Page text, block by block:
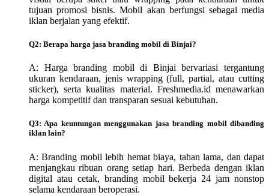
tujuan promosi bisnis. Mobil akan berfungsi sebagai media
iklan berjalan yang efektif.
Q2: Berapa harga jasa branding mobil di Binjai?
A: Harga branding mobil di Binjai bervariasi tergantung
ukuran kendaraan, jenis wrapping (full, partial, atau cutting
sticker), serta kualitas material. Freshmedia.id menawarkan
harga kompetitif dan transparan sesuai kebutuhan.
Q3: Apa keuntungan menggunakan jasa branding mobil dibanding
iklan lain?
A: Branding mobil lebih hemat biaya, tahan lama, dan dapat
menjangkau ribuan orang setiap hari. Berbeda dengan iklan
digital atau cetak, branding mobil bekerja 24 jam nonstop
selama kendaraan beroperasi.